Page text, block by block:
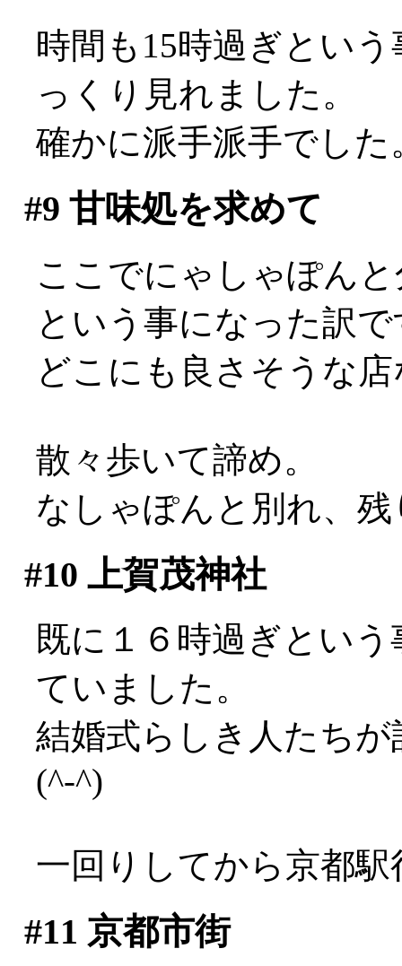
時間も15時過ぎとい
っくり見れました。
確かに派手派手でした
#9 甘味処を求めて
ここでにゃしゃぽん
という事になった訳
どこにも良さそうな
散々歩いて諦め。
なしゃぽんと別れ、
#10 上賀茂神社
既に１６時過ぎとい
ていました。
結婚式らしき人たち
(^-^)
一回りしてから京都
#11 京都市街